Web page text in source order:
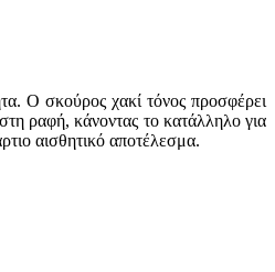
Ο σκούρος χακί τόνος προσφέρει
ραφή, κάνοντας το κατάλληλο για
αισθητικό αποτέλεσμα.